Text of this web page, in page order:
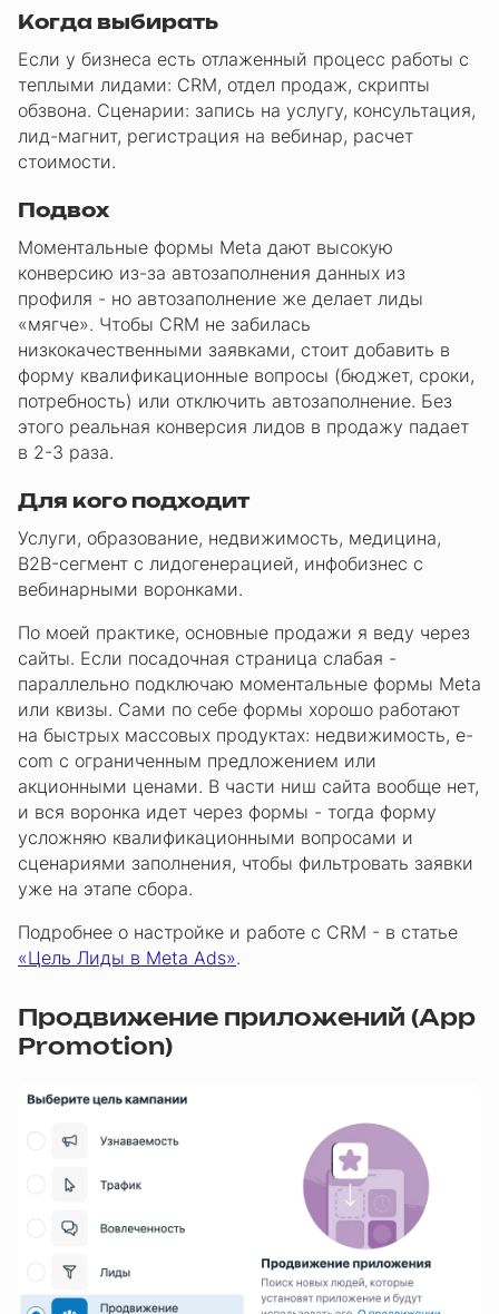
Когда выбирать
Если у бизнеса есть отлаженный процесс работы с
теплыми лидами: CRM, отдел продаж, скрипты
обзвона. Сценарии: запись на услугу, консультация,
лид-магнит, регистрация на вебинар, расчет
стоимости.
Подвох
Моментальные формы Meta дают высокую
конверсию из-за автозаполнения данных из
профиля - но автозаполнение же делает лиды
«мягче». Чтобы CRM не забилась
низкокачественными заявками, стоит добавить в
форму квалификационные вопросы (бюджет, сроки,
потребность) или отключить автозаполнение. Без
этого реальная конверсия лидов в продажу падает
в 2-3 раза.
Для кого подходит
Услуги, образование, недвижимость, медицина,
B2B-сегмент с лидогенерацией, инфобизнес с
вебинарными воронками.
По моей практике, основные продажи я веду через
сайты. Если посадочная страница слабая -
параллельно подключаю моментальные формы Meta
или квизы. Сами по себе формы хорошо работают
на быстрых массовых продуктах: недвижимость, e-
com с ограниченным предложением или
акционными ценами. В части ниш сайта вообще нет,
и вся воронка идет через формы - тогда форму
усложняю квалификационными вопросами и
сценариями заполнения, чтобы фильтровать заявки
уже на этапе сбора.
Подробнее о настройке и работе с CRM - в статье
«Цель Лиды в Meta Ads».
Продвижение приложений (App
Promotion)